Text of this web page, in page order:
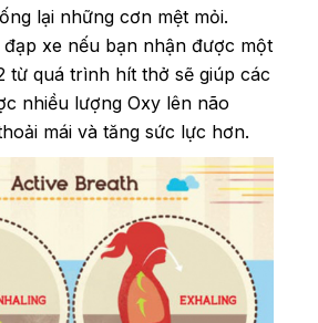
lại những cơn mệt mỏi.
xe nếu bạn nhận được một
từ quá trình hít thở sẽ giúp các
nhiều lượng Oxy lên não
mái và tăng sức lực hơn.